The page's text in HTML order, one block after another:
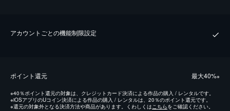
アカウントごとの機能制限設定
ポイント還元 最⼤40%※
※40％ポイント還元の対象は、クレジットカード決済による作品の購入 / レンタルです。
※iOSアプリのUコイン決済による作品の購入 / レンタルは、20％のポイント還元です。
※還元の対象外となる決済方法や商品があります。くわしくはこちらをご確認ください。